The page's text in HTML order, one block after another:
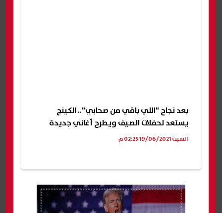
بعد نجاح "اللي باقي من صحابي".. الكينج
يستعد لحفلات الصيف ويطرح أغاني جديدة
السبت 19/06/2021 02:25 م